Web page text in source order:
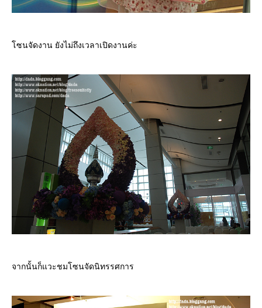
ซนจัดงาน ยังไม่ถึงเวลาเปิดงานค่ะ
จากนั้นก็แวะชมโซนจัดนิทรรศการ